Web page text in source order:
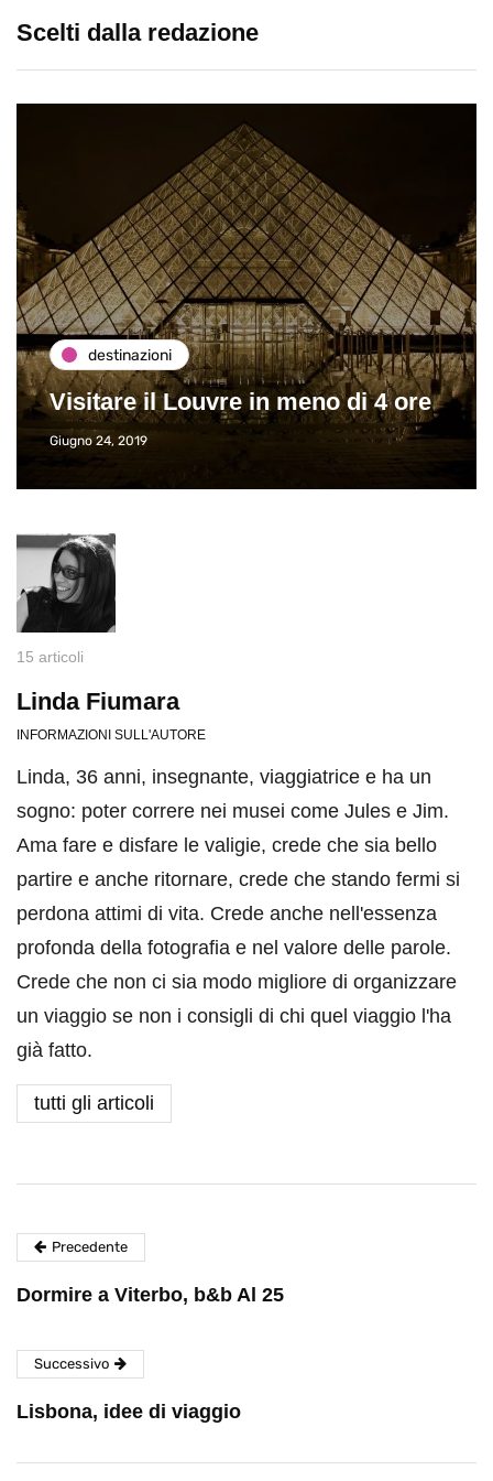
Scelti dalla redazione
destinazioni
Visitare il Louvre in meno di 4 ore
Giugno 24, 2019
15 articoli
Linda Fiumara
INFORMAZIONI SULL'AUTORE
Linda, 36 anni, insegnante, viaggiatrice e ha un
sogno: poter correre nei musei come Jules e Jim.
Ama fare e disfare le valigie, crede che sia bello
partire e anche ritornare, crede che stando fermi si
perdona attimi di vita. Crede anche nell'essenza
profonda della fotografia e nel valore delle parole.
Crede che non ci sia modo migliore di organizzare
un viaggio se non i consigli di chi quel viaggio l'ha
già fatto.
tutti gli articoli
Precedente
Dormire a Viterbo, b&b Al 25
Successivo
Lisbona, idee di viaggio